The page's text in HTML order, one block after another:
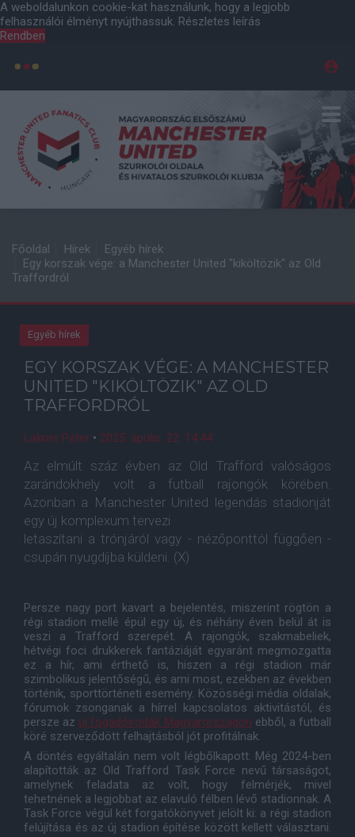
A weboldalunkon cookie-kat használunk, hogy a legjobb
felhasználói élményt nyújthassuk. Részletes leírás
Rendben
Főoldal Hírek
Egyéb hírek
Egy korszak vége: a Manchester United "kiköltözik" az Old
Traffordról
Egyéb hírek
EGY KORSZAK VÉGE: A MANCHESTER
UNITED "KIKÖLTÖZIK" AZ OLD
TRAFFORDRÓL
Lakner Péter • 2025. április. 22. 14:44
Az elmúlt száz évben az Old Trafford valóságos
zarándokhely volt a futball rajongók körében.
Azonban a Manchester United legendás stadionját
egy új komplexum tervezi
letaszítani a trónjáról vagy - nézőponttól függően -
csupán nyugdíjba küldeni. (X)
Persze nagy port kavart a bejelentés, miszerint rögtön a
régi stadion mellé épül egy új, és néhány éven belül át is
veszi a Trafford szerepét. A rajongók, szakmabeliek,
hétvégi foci drukkerek fantáziáját egyaránt megmozgatta
ez a hír, ami érthető is, hiszen a régi stadion már
szimbolikus jelentőségű, és ami most, ezekben az években
történik, sporttörténeti esemény. Közösségi média oldalak,
fórumok zsonganak a hírrel kapcsolatos aktivitástól, és
persze az új fogadóirodák Magyarországon ebből, a futball
köré szerveződött felhajtásból jót profitálnak.
A döntés egyáltalán nem volt légbőlkapott. Még 2024-ben
alapították az Old Trafford Task Force nevű társaságot,
amelynek feladata az volt, hogy felmérjék, mivel
tehetnének a legjobbat az elavuló félben lévő stadionnak. A
Task Force végül két forgatókönyvet jelölt ki: a régi stadion
felújítása és az új stadion építése között kellett választani.